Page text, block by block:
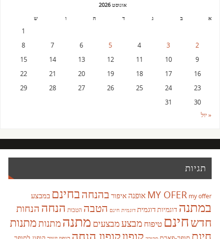
אוגוסט 2026
א
ב ג ד ה ו ש
1
2
3
4
5
6
7
8
9
10
11
12
13
14
15
16
17
18
19
20
21
22
23
24
25
26
27
28
29
30
31
« יול
תגיות
MY OFER my offer אופנהאיפור בהנחהבחינם במבצע
במתנה דוגמיותדוגמית דוגמית חינם הטבה הטבות הנחה הנחות
חדשחינם טיפוח מבצעמבצעים מתנהמתנותמתנות
קופון